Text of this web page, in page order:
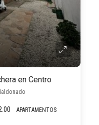
en Centro
APARTAMENTOS